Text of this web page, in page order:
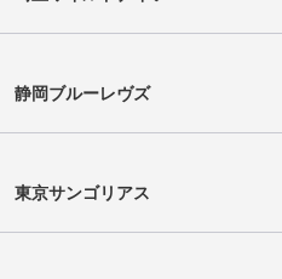
ロトゥ・イニシ
Lotu Inisi
静岡ブルーレヴズ
東京サンゴリアス